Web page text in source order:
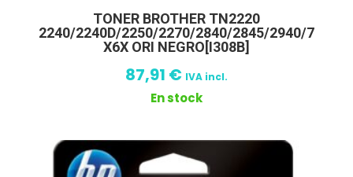
TONER BROTHER TN2220
2240/2240D/2250/2270/2840/2845/2940/7
X6X ORI NEGRO[I308B]
87,91 € IVA incl.
En stock